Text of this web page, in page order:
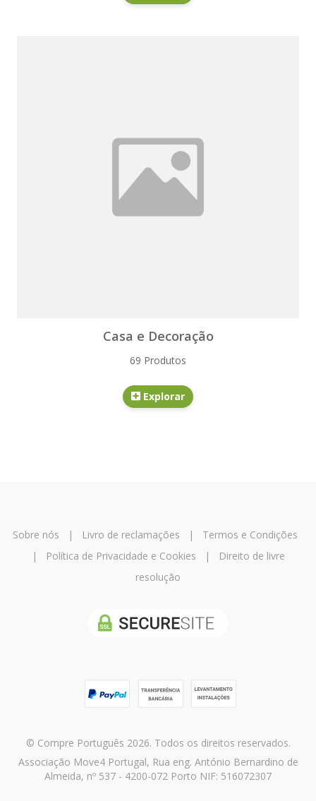
Casa e Decoração
69 Produtos
Explorar
Sobre nós | Livro de reclamações | Termos e Condições
|
Política de Privacidade e Cookies |
Direito de livre
resolução
© Compre Português 2026. Todos os direitos reservados.
Associação Move4 Portugal, Rua eng. António Bernardino de
Almeida, nº 537 - 4200-072 Porto NIF: 516072307